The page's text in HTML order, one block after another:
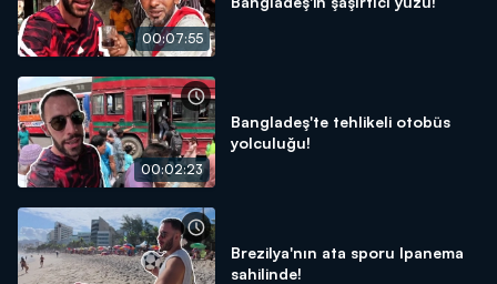
00:07:55
00:02:23
Bangladeş'te tehlikeli otobüs
yolculuğu!
Brezilya'nın ata sporu Ipanema
sahilinde!